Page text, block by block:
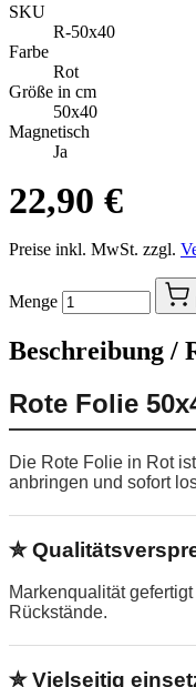
SKU
R-50x40
Farbe
Rot
Größe in cm
50x40
Magnetisch
Ja
22,90 €
Preise inkl. MwSt. zzgl.
Menge
Beschreibung /
Rote Folie
Die Rote Folie in Rot
anbringen und sofort
✮
Markenqualität
Rückstände.
✮ Vielseitig